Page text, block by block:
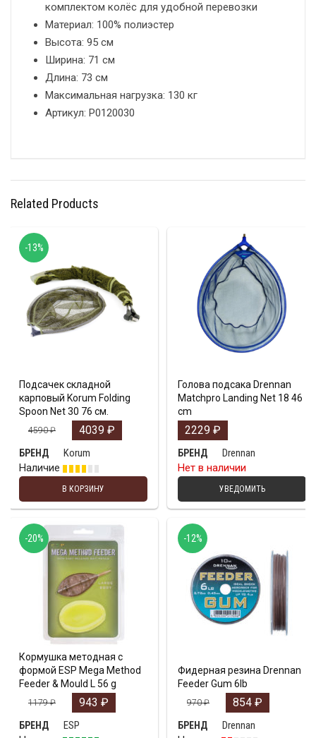
комплектом колёс для удобной перевозки
Материал: 100% полиэстер
Высота: 95 см
Ширина: 71 см
Длина: 73 см
Максимальная нагрузка: 130 кг
Артикул: P0120030
Related Products
Подсачек складной
карповый Korum Folding
Spoon Net 30 76 см.
4590₽ 4039 ₽
БРЕНД
Korum
Наличие
В КОРЗИНУ
-13%
Голова подсакa Drennan
Matchpro Landing Net 18 46
cm
2229 ₽
БРЕНД
Drennan
Нет в наличии
УВЕДОМИТЬ
Кормушка методная с
формой ESP Mega Method
Feeder & Mould L 56 g
1179₽ 943 ₽
БРЕНД
ESP
-20%
Фидерная резина Drennan
Feeder Gum 6lb
970₽ 854 ₽
БРЕНД
Drennan
-12%